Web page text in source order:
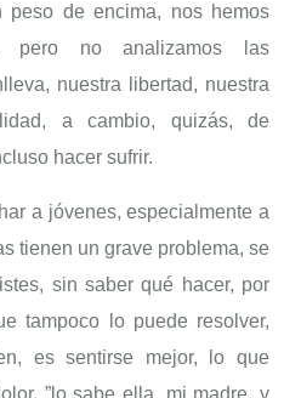
de encima, nos hemos
pero no analizamos las
nuestra libertad, nuestra
a cambio, quizás, de
hacer sufrir.
a jóvenes, especialmente a
tienen un grave problema, se
sin saber qué hacer, por
tampoco lo puede resolver,
es sentirse mejor, lo que
”lo sabe ella, mi madre, y